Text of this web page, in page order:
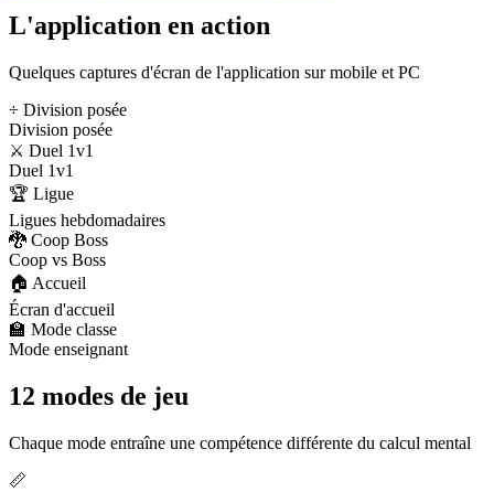
L'application en action
Quelques captures d'écran de l'application sur mobile et PC
÷ Division posée
Division posée
⚔️ Duel 1v1
Duel 1v1
🏆 Ligue
Ligues hebdomadaires
🐉 Coop Boss
Coop vs Boss
🏠 Accueil
Écran d'accueil
🏫 Mode classe
Mode enseignant
12 modes de jeu
Chaque mode entraîne une compétence différente du calcul mental
📏